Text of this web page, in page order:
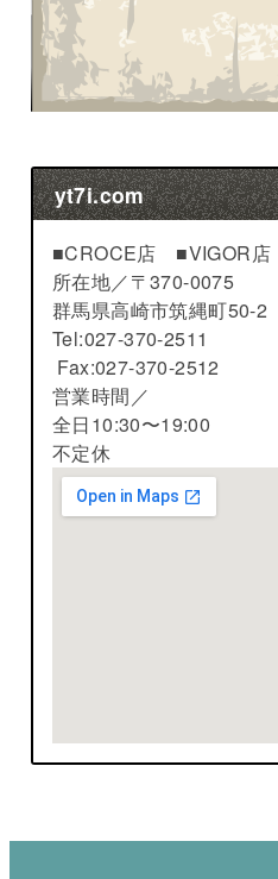
yt7i.com
■CROCE店 ■VIGOR店
所在地／〒370-0075
群馬県高崎市筑縄町50-2
Tel:027-370-2511
Fax:027-370-2512
営業時間／
全日10:30〜19:00
不定休